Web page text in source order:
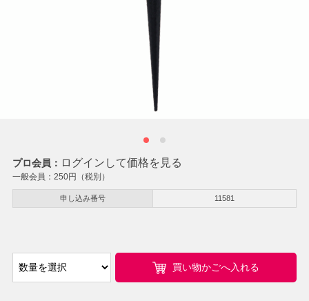
プロ会員： ログインして価格を見る
一般会員： 250円（税別）
申し込み番号 11581
買い物かごへ入れる